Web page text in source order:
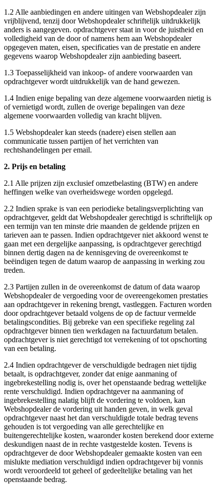
1.2 Alle aanbiedingen en andere uitingen van Webshopdealer zijn
vrijblijvend, tenzij door Webshopdealer schriftelijk uitdrukkelijk
anders is aangegeven. opdrachtgever staat in voor de juistheid en
volledigheid van de door of namens hem aan Webshopdealer
opgegeven maten, eisen, specificaties van de prestatie en andere
gegevens waarop Webshopdealer zijn aanbieding baseert.
1.3 Toepasselijkheid van inkoop- of andere voorwaarden van
opdrachtgever wordt uitdrukkelijk van de hand gewezen.
1.4 Indien enige bepaling van deze algemene voorwaarden nietig is
of vernietigd wordt, zullen de overige bepalingen van deze
algemene voorwaarden volledig van kracht blijven.
1.5 Webshopdealer kan steeds (nadere) eisen stellen aan
communicatie tussen partijen of het verrichten van
rechtshandelingen per email.
2. Prijs en betaling
2.1 Alle prijzen zijn exclusief omzetbelasting (BTW) en andere
heffingen welke van overheidswege worden opgelegd.
2.2 Indien sprake is van een periodieke betalingsverplichting van
opdrachtgever, geldt dat Webshopdealer gerechtigd is schriftelijk op
een termijn van ten minste drie maanden de geldende prijzen en
tarieven aan te passen. Indien opdrachtgever niet akkoord wenst te
gaan met een dergelijke aanpassing, is opdrachtgever gerechtigd
binnen dertig dagen na de kennisgeving de overeenkomst te
beëindigen tegen de datum waarop de aanpassing in werking zou
treden.
2.3 Partijen zullen in de overeenkomst de datum of data waarop
Webshopdealer de vergoeding voor de overeengekomen prestaties
aan opdrachtgever in rekening brengt, vastleggen. Facturen worden
door opdrachtgever betaald volgens de op de factuur vermelde
betalingscondities. Bij gebreke van een specifieke regeling zal
opdrachtgever binnen tien werkdagen na factuurdatum betalen.
opdrachtgever is niet gerechtigd tot verrekening of tot opschorting
van een betaling.
2.4 Indien opdrachtgever de verschuldigde bedragen niet tijdig
betaalt, is opdrachtgever, zonder dat enige aanmaning of
ingebrekestelling nodig is, over het openstaande bedrag wettelijke
rente verschuldigd. Indien opdrachtgever na aanmaning of
ingebrekestelling nalatig blijft de vordering te voldoen, kan
Webshopdealer de vordering uit handen geven, in welk geval
opdrachtgever naast het dan verschuldigde totale bedrag tevens
gehouden is tot vergoeding van alle gerechtelijke en
buitengerechtelijke kosten, waaronder kosten berekend door externe
deskundigen naast de in rechte vastgestelde kosten. Tevens is
opdrachtgever de door Webshopdealer gemaakte kosten van een
mislukte mediation verschuldigd indien opdrachtgever bij vonnis
wordt veroordeeld tot geheel of gedeeltelijke betaling van het
openstaande bedrag.